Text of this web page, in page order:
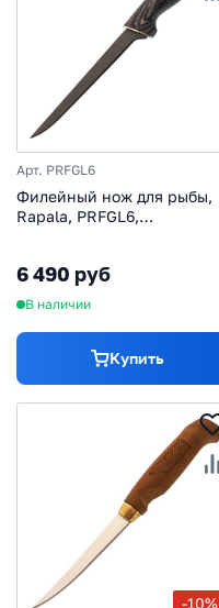
Арт. PRFGL6
Филейный нож для рыбы,
Rapala, PRFGL6,
6 490 руб
В наличии
Купить
-10%